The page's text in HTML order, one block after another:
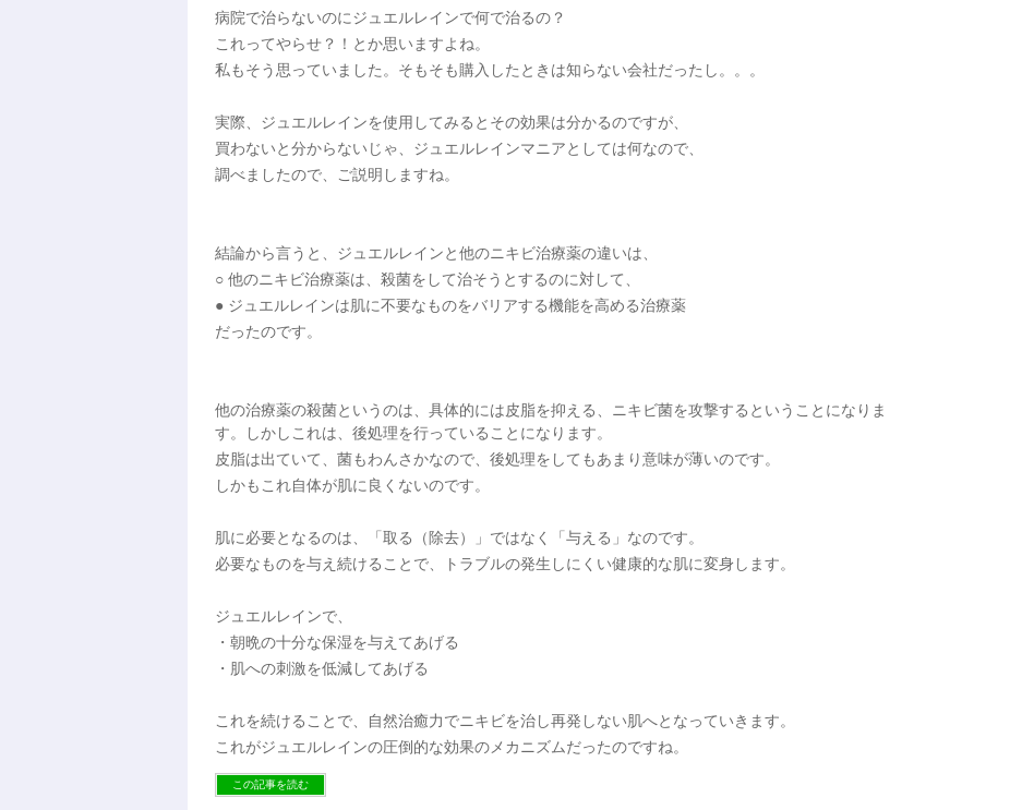
病院で治らないのにジュエルレインで何で治るの？
これってやらせ？！とか思いますよね。
私もそう思っていました。そもそも購入したときは知らない会社だったし。。。
実際、ジュエルレインを使用してみるとその効果は分かるのですが、
買わないと分からないじゃ、ジュエルレインマニアとしては何なので、
調べましたので、ご説明しますね。
結論から言うと、ジュエルレインと他のニキビ治療薬の違いは、
○ 他のニキビ治療薬は、殺菌をして治そうとするのに対して、
● ジュエルレインは肌に不要なものをバリアする機能を高める治療薬
だったのです。
他の治療薬の殺菌というのは、具体的には皮脂を抑える、ニキビ菌を攻撃するということになりま
す。しかしこれは、後処理を行っていることになります。
皮脂は出ていて、菌もわんさかなので、後処理をしてもあまり意味が薄いのです。
しかもこれ自体が肌に良くないのです。
肌に必要となるのは、「取る（除去）」ではなく「与える」なのです。
必要なものを与え続けることで、トラブルの発生しにくい健康的な肌に変身します。
ジュエルレインで、
・朝晩の十分な保湿を与えてあげる
・肌への刺激を低減してあげる
これを続けることで、自然治癒力でニキビを治し再発しない肌へとなっていきます。
これがジュエルレインの圧倒的な効果のメカニズムだったのですね。
この記事を読む